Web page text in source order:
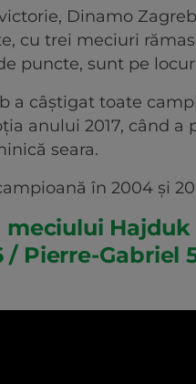
Dinamo
cu trei meciuri
puncte, sunt pe
a câştigat toate
anului 2017, când
seara.
în 2004 şi
meciului
/ Pierre-Gabriel